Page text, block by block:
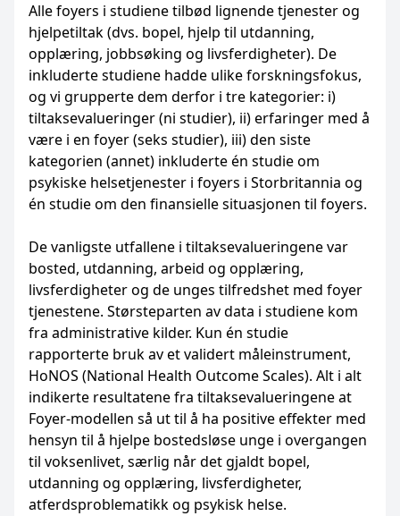
Alle foyers i studiene tilbød lignende tjenester og
hjelpetiltak (dvs. bopel, hjelp til utdanning,
opplæring, jobbsøking og livsferdigheter). De
inkluderte studiene hadde ulike forskningsfokus,
og vi grupperte dem derfor i tre kategorier: i)
tiltaksevalueringer (ni studier), ii) erfaringer med å
være i en foyer (seks studier), iii) den siste
kategorien (annet) inkluderte én studie om
psykiske helsetjenester i foyers i Storbritannia og
én studie om den finansielle situasjonen til foyers.
De vanligste utfallene i tiltaksevalueringene var
bosted, utdanning, arbeid og opplæring,
livsferdigheter og de unges tilfredshet med foyer
tjenestene. Størsteparten av data i studiene kom
fra administrative kilder. Kun én studie
rapporterte bruk av et validert måleinstrument,
HoNOS (National Health Outcome Scales). Alt i alt
indikerte resultatene fra tiltaksevalueringene at
Foyer-modellen så ut til å ha positive effekter med
hensyn til å hjelpe bostedsløse unge i overgangen
til voksenlivet, særlig når det gjaldt bopel,
utdanning og opplæring, livsferdigheter,
atferdsproblematikk og psykisk helse.